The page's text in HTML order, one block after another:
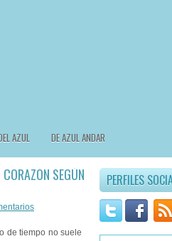
AZUL DE AZUL ANDAR
SEGÚN
de tiempo no suele
PERFILES